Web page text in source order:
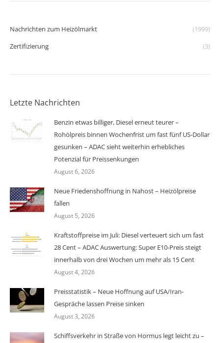
Nachrichten zum Heizölmarkt
(1999)
Zertifizierung
(3)
Letzte Nachrichten
Benzin etwas billiger, Diesel erneut teurer –
Rohölpreis binnen Wochenfrist um fast fünf US-Dollar
gesunken – ADAC sieht weiterhin erhebliches
Potenzial für Preissenkungen
August 6, 2026
Neue Friedenshoffnung in Nahost – Heizölpreise
fallen
August 5, 2026
Kraftstoffpreise im Juli: Diesel verteuert sich um fast
28 Cent – ADAC Auswertung: Super E10-Preis steigt
innerhalb von drei Wochen um mehr als 15 Cent
August 4, 2026
Preisstatistik – Neue Hoffnung auf USA/Iran-
Gespräche lassen Preise sinken
August 3, 2026
Schiffsverkehr in Straße von Hormus legt leicht zu –